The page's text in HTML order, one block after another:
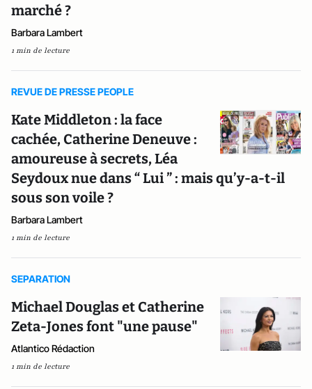
marché ?
Barbara Lambert
1 min de lecture
REVUE DE PRESSE PEOPLE
Kate Middleton : la face
cachée, Catherine Deneuve :
amoureuse à secrets, Léa
Seydoux nue dans “ Lui ” : mais qu’y-a-t-il
sous son voile ?
Barbara Lambert
1 min de lecture
SEPARATION
Michael Douglas et Catherine
Zeta-Jones font "une pause"
Atlantico Rédaction
1 min de lecture